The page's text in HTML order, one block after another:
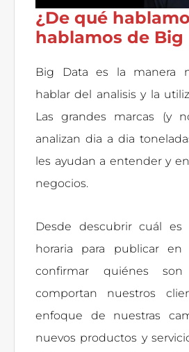
¿De qué
hablamos de Big
Big Data es la manera
hablar del analisis y la
Las grandes marcas (y
analizan dia a dia
les ayudan a entender y
negocios.
Desde descubrir cuál es
horaria para publicar en
confirmar quiénes
comportan nuestros
enfoque de nuestras
nuevos productos y